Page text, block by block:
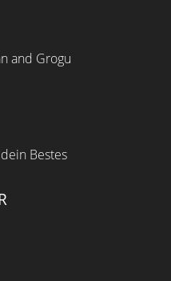
and Grogu
Bestes